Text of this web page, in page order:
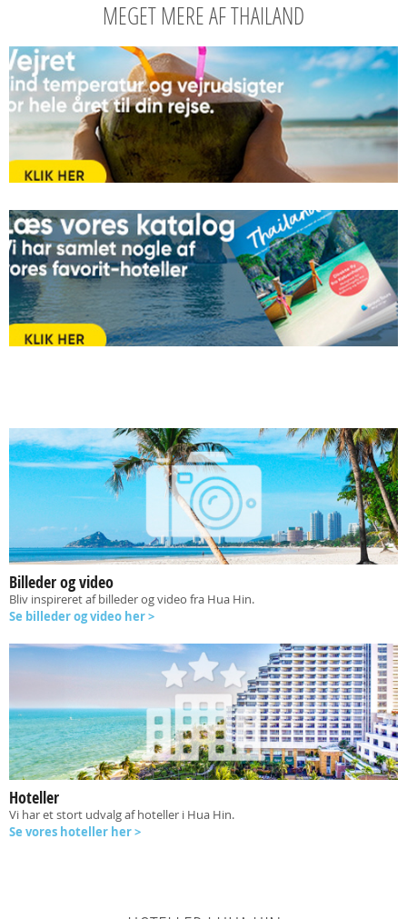
MEGET MERE AF THAILAND
Billeder og video
Bliv inspireret af billeder og video fra Hua Hin.
Se billeder og video her >
Hoteller
Vi har et stort udvalg af hoteller i Hua Hin.
Se vores hoteller her >